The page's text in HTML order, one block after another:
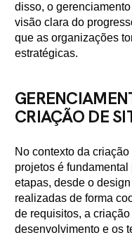
disso, o
visão clara do
que as organizações
estratégicas.
CRIAÇÃO DE
No contexto da
projetos é
etapas, desde o
realizadas de forma
de requisitos, a
desenvolvimento e os